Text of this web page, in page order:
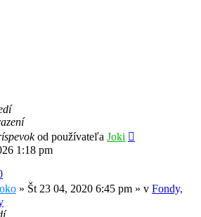
od používateľa Joki
1:18 pm
oko » Št 23 04, 2020 6:45 pm » v Fondy,